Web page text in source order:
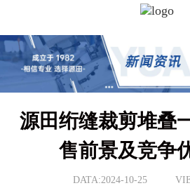
源田绗缝裁剪堆叠
售前景及竞争
DATA:2024-10-25